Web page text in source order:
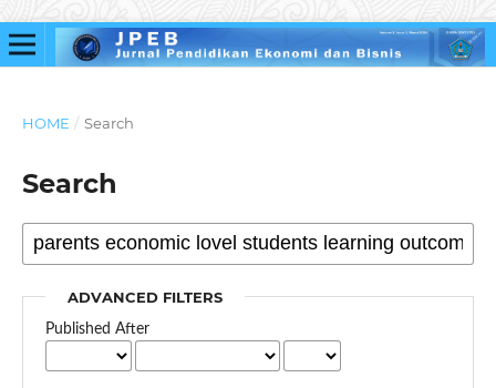
HOME / Search
Search
ADVANCED FILTERS
Published After